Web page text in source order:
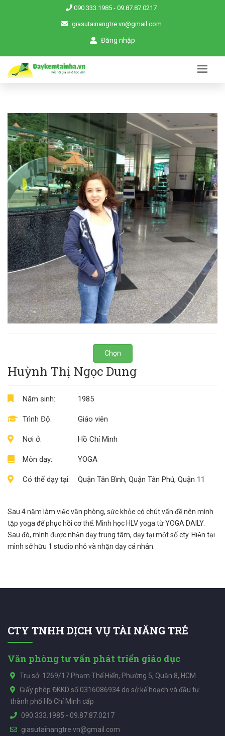
090.333.1985 - 09.87.87.0217
giasutainangtre.vn@gmail.com
Đăng nhập
Chọn
Huỳnh Thị Ngọc Dung
Năm sinh:
Trình Độ:
Nơi ở:
Môn dạy:
Có thể dạy tại:
1985
Giáo viên
Hồ Chí Minh
YOGA
Quận Tân Bình, Quận Tân Phú, Quận 11
Sau 4 năm làm việc văn phòng, sức khỏe có chút vấn đề nên mình
tập yoga để phục hồi cơ thể. Mình học HLV yoga từ YOGA DAILY.
Sau đó, mình được nhận dạy trung tâm, dạy tại một số cty. Hiện tại
mình sở hữu 1 studio nhỏ và nhận dạy cá nhân.
CTY TNHH DỊCH VỤ TÀI NĂNG TRẺ
Văn phòng tư vấn phát triển giáo dục
Trụ sở: 1269/17 Phạm Thế Hiển, Phường 5, Quận 8, HCM
Giấy phép ĐKKD số 0316086934 do sở kế hoạch và đầu tư
thành phố Hồ Chí Minh cấp
090.333.1985 - 09.87.87.0217
giasutainangtre.vn@gmail.com